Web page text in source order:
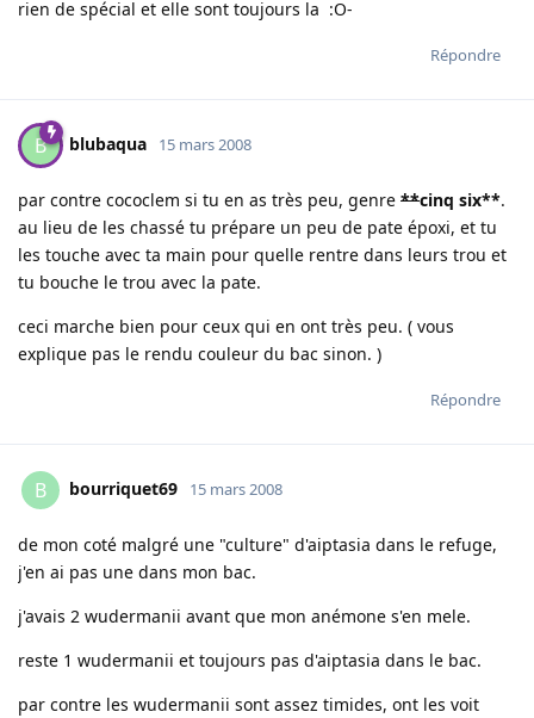
rien de spécial et elle sont toujours la :O-
Répondre
B blubaqua 15 mars 2008
par contre cococlem si tu en as très peu, genre **cinq six**.
au lieu de les chassé tu prépare un peu de pate époxi, et tu
les touche avec ta main pour quelle rentre dans leurs trou et
tu bouche le trou avec la pate.
ceci marche bien pour ceux qui en ont très peu. ( vous
explique pas le rendu couleur du bac sinon. )
Répondre
B bourriquet69 15 mars 2008
de mon coté malgré une "culture" d'aiptasia dans le refuge,
j'en ai pas une dans mon bac.
j'avais 2 wudermanii avant que mon anémone s'en mele.
reste 1 wudermanii et toujours pas d'aiptasia dans le bac.
par contre les wudermanii sont assez timides, ont les voit